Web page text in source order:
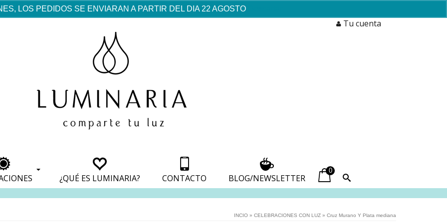
LOS PEDIDOS SE ENVIARAN A PARTIR DEL DIA 22 AGOSTO
Tu cuenta
avec une analyse de son
¿QUÉ ES LUMINARIA? CONTACTO BLOG/NEWSLETTER
0
INCIO » CELEBRACIONES CON LUZ » Cruz Murano Y Plata mediana